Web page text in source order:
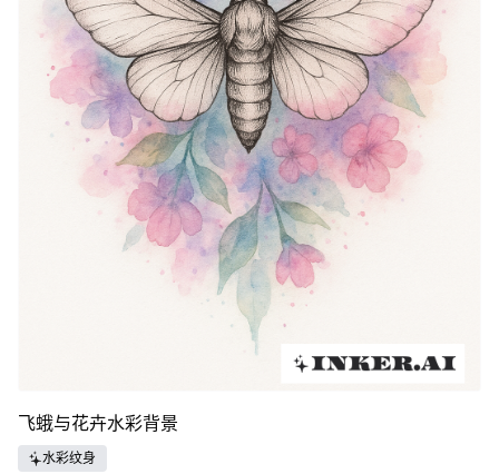
飞蛾与花卉水彩背景
水彩纹身